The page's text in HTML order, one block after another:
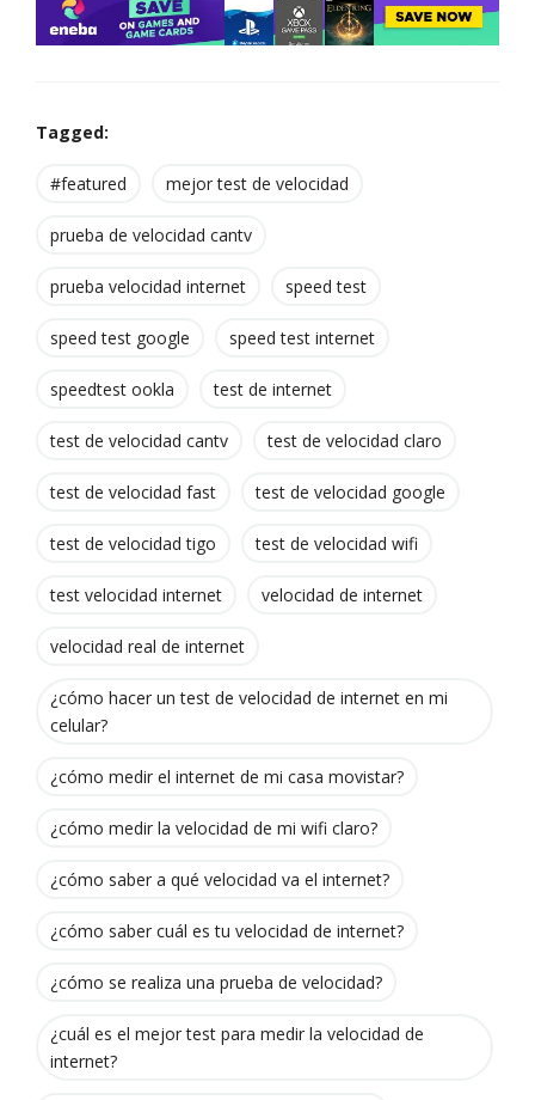
Tagged:
#featured mejor test de velocidad
prueba de velocidad cantv
prueba velocidad internet speed test
speed test google speed test internet
speedtest ookla test de internet
test de velocidad cantv test de velocidad claro
test de velocidad fast test de velocidad google
test de velocidad tigo test de velocidad wifi
test velocidad internet velocidad de internet
velocidad real de internet
¿cómo hacer un test de velocidad de internet en mi
celular?
¿cómo medir el internet de mi casa movistar?
¿cómo medir la velocidad de mi wifi claro?
¿cómo saber a qué velocidad va el internet?
¿cómo saber cuál es tu velocidad de internet?
¿cómo se realiza una prueba de velocidad?
¿cuál es el mejor test para medir la velocidad de
internet?